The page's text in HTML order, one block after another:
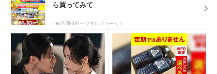
ら買ってみて
PR(合同会社デジタルファーム )